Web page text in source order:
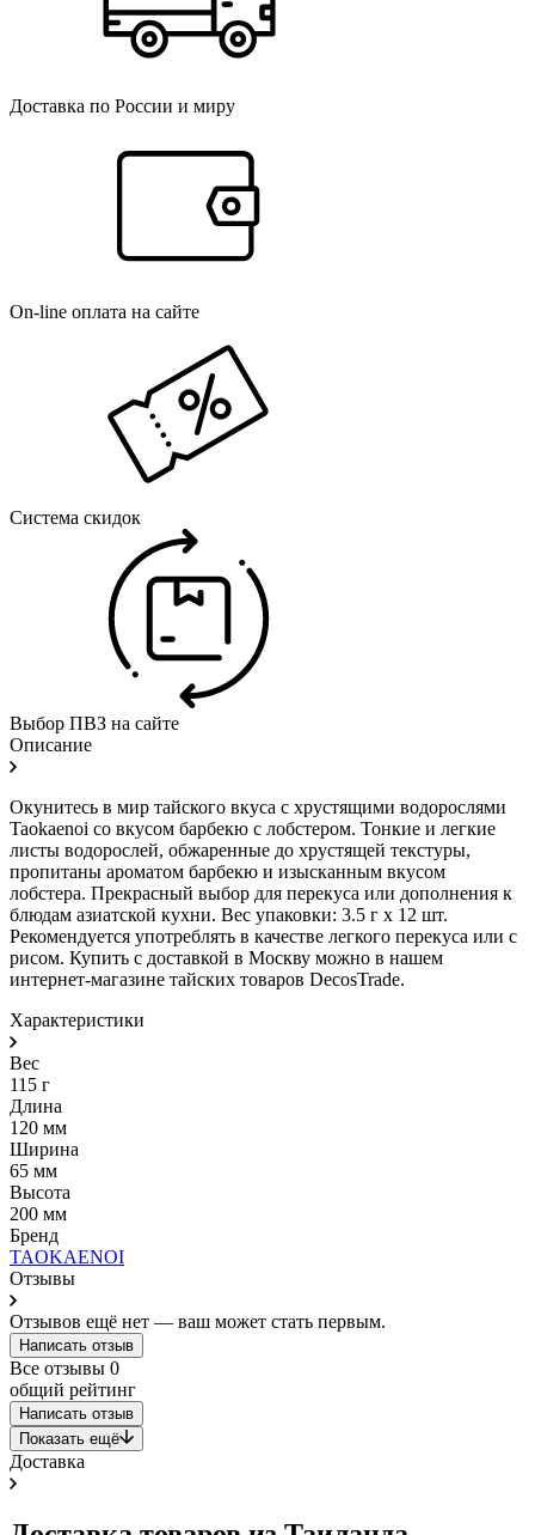
Доставка по России и миру
On-line оплата на сайте
Система скидок
Выбор ПВЗ на сайте
Описание
Окунитесь в мир тайского вкуса с хрустящими водорослями
Taokaenoi со вкусом барбекю с лобстером. Тонкие и легкие
листы водорослей, обжаренные до хрустящей текстуры,
пропитаны ароматом барбекю и изысканным вкусом
лобстера. Прекрасный выбор для перекуса или дополнения к
блюдам азиатской кухни. Вес упаковки: 3.5 г x 12 шт.
Рекомендуется употреблять в качестве легкого перекуса или с
рисом. Купить с доставкой в Москву можно в нашем
интернет-магазине тайских товаров DecosTrade.
Характеристики
Вес
115 г
Длина
120 мм
Ширина
65 мм
Высота
200 мм
Бренд
TAOKAENOI
Отзывы
Отзывов ещё нет — ваш может стать первым.
Написать отзыв
Все отзывы 0
общий рейтинг
Написать отзыв
Показать ещё
Доставка